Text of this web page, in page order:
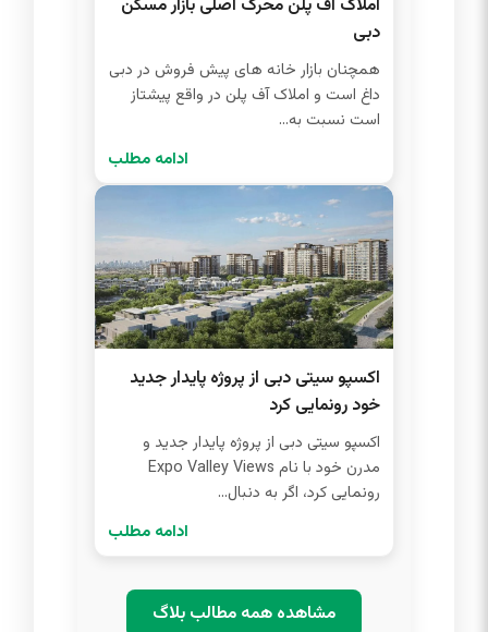
املاک آف پلن محرک اصلی بازار مسکن
دبی
همچنان بازار خانه های پیش فروش در دبی
داغ است و املاک آف پلن در واقع پیشتاز
است نسبت به...
ادامه مطلب
اکسپو سیتی دبی از پروژه پایدار جدید
خود رونمایی کرد
اکسپو سیتی دبی از پروژه پایدار جدید و
مدرن خود با نام Expo Valley Views
رونمایی کرد، اگر به دنبال...
ادامه مطلب
مشاهده همه مطالب بلاگ